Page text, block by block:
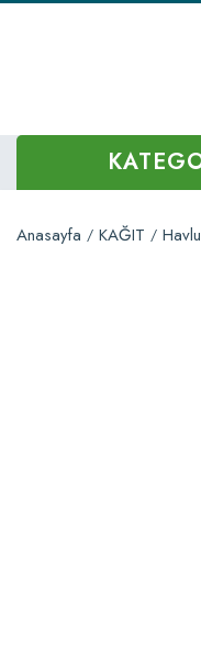
Anasayfa KAĞIT